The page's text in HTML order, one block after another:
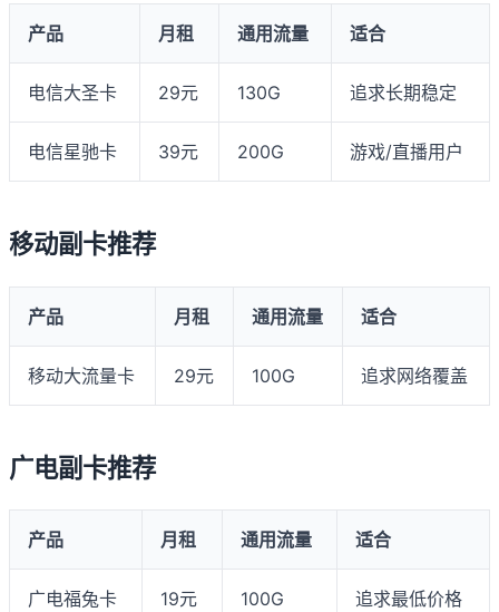
产品 月租 通用流量 适合
电信大圣卡 29元 130G 追求长期稳定
电信星驰卡 39元 200G 游戏/直播用户
移动副卡推荐
产品 月租 通用流量 适合
移动大流量卡 29元 100G 追求网络覆盖
广电副卡推荐
产品 月租 通用流量 适合
广电福兔卡 19元 100G 追求最低价格